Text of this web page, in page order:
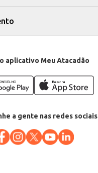
aplicativo Meu Atacadão
a gente nas redes sociais